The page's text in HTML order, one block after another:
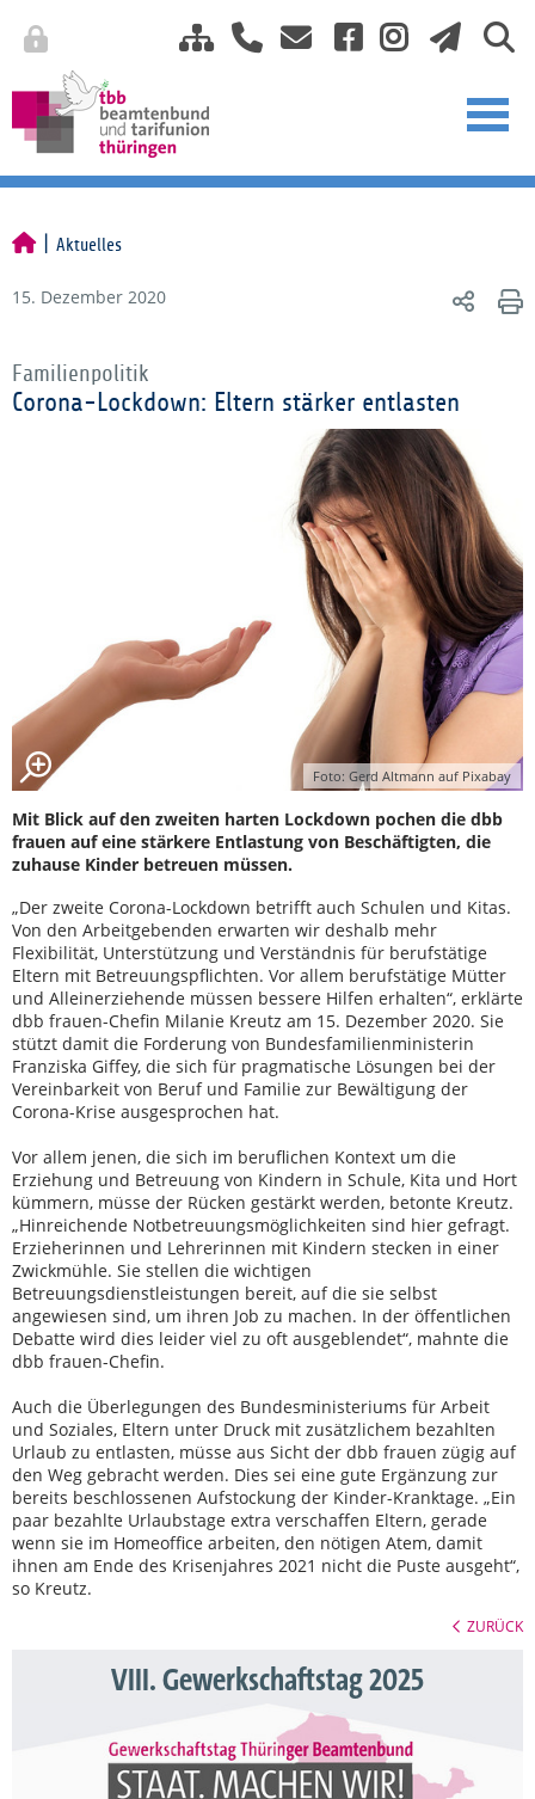
Aktuelles
15. Dezember 2020
Familienpolitik
Corona-Lockdown: Eltern stärker entlasten
Foto: Gerd Altmann auf Pixabay
Mit Blick auf den zweiten harten Lockdown pochen die dbb
frauen auf eine stärkere Entlastung von Beschäftigten, die
zuhause Kinder betreuen müssen.
„Der zweite Corona-Lockdown betrifft auch Schulen und Kitas.
Von den Arbeitgebenden erwarten wir deshalb mehr
Flexibilität, Unterstützung und Verständnis für berufstätige
Eltern mit Betreuungspflichten. Vor allem berufstätige Mütter
und Alleinerziehende müssen bessere Hilfen erhalten“, erklärte
dbb frauen-Chefin Milanie Kreutz am 15. Dezember 2020. Sie
stützt damit die Forderung von Bundesfamilienministerin
Franziska Giffey, die sich für pragmatische Lösungen bei der
Vereinbarkeit von Beruf und Familie zur Bewältigung der
Corona-Krise ausgesprochen hat.
Vor allem jenen, die sich im beruflichen Kontext um die
Erziehung und Betreuung von Kindern in Schule, Kita und Hort
kümmern, müsse der Rücken gestärkt werden, betonte Kreutz.
„Hinreichende Notbetreuungsmöglichkeiten sind hier gefragt.
Erzieherinnen und Lehrerinnen mit Kindern stecken in einer
Zwickmühle. Sie stellen die wichtigen
Betreuungsdienstleistungen bereit, auf die sie selbst
angewiesen sind, um ihren Job zu machen. In der öffentlichen
Debatte wird dies leider viel zu oft ausgeblendet“, mahnte die
dbb frauen-Chefin.
Auch die Überlegungen des Bundesministeriums für Arbeit
und Soziales, Eltern unter Druck mit zusätzlichem bezahlten
Urlaub zu entlasten, müsse aus Sicht der dbb frauen zügig auf
den Weg gebracht werden. Dies sei eine gute Ergänzung zur
bereits beschlossenen Aufstockung der Kinder-Kranktage. „Ein
paar bezahlte Urlaubstage extra verschaffen Eltern, gerade
wenn sie im Homeoffice arbeiten, den nötigen Atem, damit
ihnen am Ende des Krisenjahres 2021 nicht die Puste ausgeht“,
so Kreutz.
ZURÜCK
VIII. Gewerkschaftstag 2025